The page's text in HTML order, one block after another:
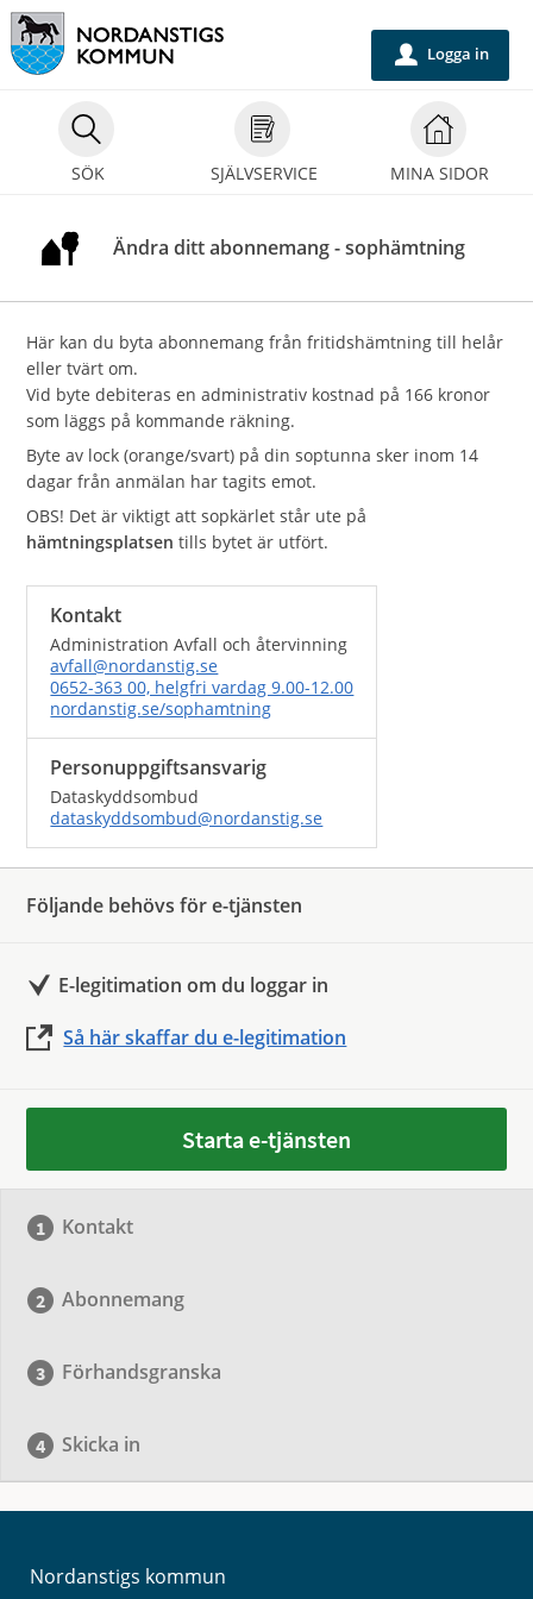
Välkommen
till
självservice
Nordanstigs
kommun
SÖK SJÄLVSERVICE MINA SIDOR
u Logga in
Ändra ditt abonnemang - sophämtning
Här kan du byta abonnemang från fritidshämtning till helår
eller tvärt om.
Vid byte debiteras en administrativ kostnad på 166 kronor
som läggs på kommande räkning.
Byte av lock (orange/svart) på din soptunna sker inom 14
dagar från anmälan har tagits emot.
OBS! Det är viktigt att sopkärlet står ute på
hämtningsplatsentills bytet är utfört.
Kontakt
Administration Avfall och återvinning
avfall@nordanstig.se
0652-363 00, helgfri vardag 9.00-12.00
nordanstig.se/sophamtning
Personuppgiftsansvarig
Dataskyddsombud
dataskyddsombud@nordanstig.se
Följande behövs för e-tjänsten
E-legitimation om du loggar in
Så här skaffar du e-legitimation
Starta e-tjänsten
Kontakt
Abonnemang
Förhandsgranska
Skicka in
Nordanstigs kommun